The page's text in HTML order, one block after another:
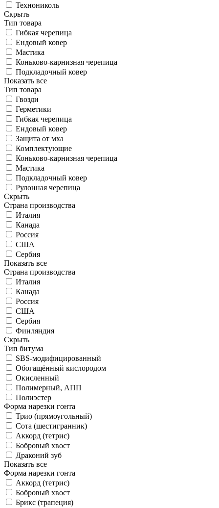
Технониколь
Скрыть
Тип товара
Гибкая черепица
Ендовый ковер
Мастика
Коньково-карнизная черепица
Подкладочный ковер
Показать все
Тип товара
Гвозди
Герметики
Гибкая черепица
Ендовый ковер
Защита от мха
Комплектующие
Коньково-карнизная черепица
Мастика
Подкладочный ковер
Рулонная черепица
Скрыть
Страна производства
Италия
Канада
Россия
США
Сербия
Показать все
Страна производства
Италия
Канада
Россия
США
Сербия
Финляндия
Скрыть
Тип битума
SBS-модифицированный
Обогащённый кислородом
Окисленный
Полимерный, АПП
Полиэстер
Форма нарезки гонта
Трио (прямоугольный)
Сота (шестигранник)
Аккорд (тетрис)
Бобровый хвост
Драконий зуб
Показать все
Форма нарезки гонта
Аккорд (тетрис)
Бобровый хвост
Брикс (трапеция)